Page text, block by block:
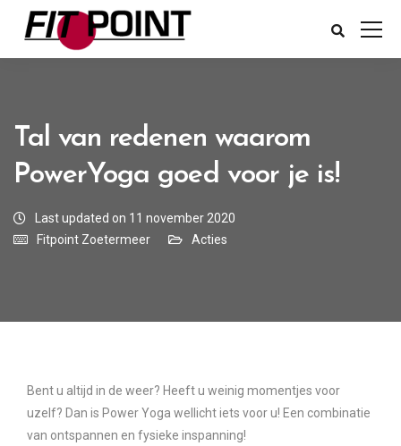
Tal van redenen waarom
PowerYoga goed voor je is!
Last updated on 11 november 2020
Fitpoint Zoetermeer
Acties
Bent u altijd in de weer? Heeft u weinig momentjes voor
uzelf? Dan is Power Yoga wellicht iets voor u! Een combinatie
van ontspannen en fysieke inspanning!